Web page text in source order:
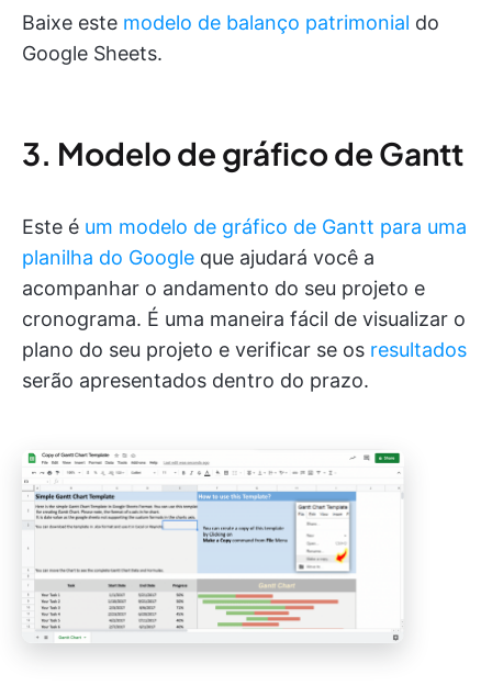
Baixe este modelo de balanço patrimonial do
Google Sheets.
3. Modelo de gráfico de Gantt
Este é um modelo de gráfico de Gantt para uma
planilha do Google que ajudará você a
acompanhar o andamento do seu projeto e
cronograma. É uma maneira fácil de visualizar o
plano do seu projeto e verificar se os resultados
serão apresentados dentro do prazo.